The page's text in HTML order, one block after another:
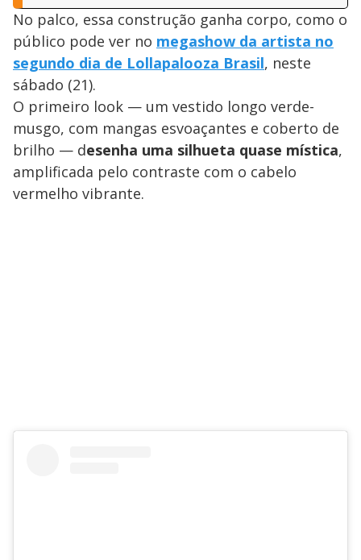
No palco, essa construção ganha corpo, como o
público pode ver no megashow da artista no
segundo dia de Lollapalooza Brasil, neste
sábado (21).
O primeiro look — um vestido longo verde-
musgo, com mangas esvoaçantes e coberto de
brilho — desenha uma silhueta quase mística,
amplificada pelo contraste com o cabelo
vermelho vibrante.